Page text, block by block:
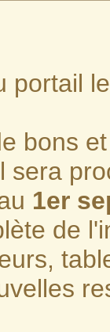
portail
bons
sera
1er
de